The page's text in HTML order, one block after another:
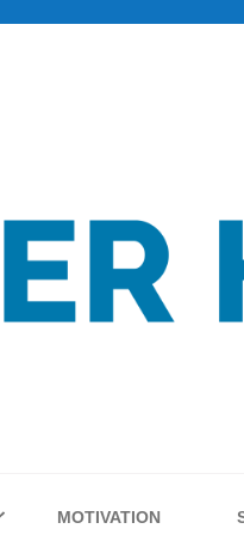
MOTIVATION